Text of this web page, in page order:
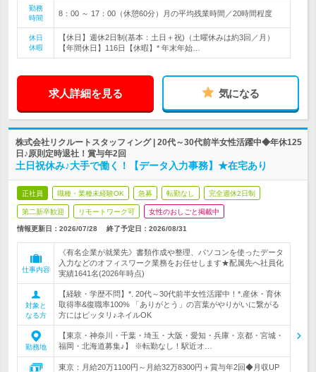
勤務
時間
8：00 ～ 17：00（休憩60分）月の平均残業時間／20時間程度
休日
休暇
【休日】週休2日制(基本：土日＋祝)（土曜休みは約3回／月）
【年間休日】116日【休暇】* 年末年始…
求人詳細を見る 気になる
株式会社リクルートスタッフィング | 20代～30代前半女性活躍中◆年休125
日♪原則定時退社！賞与年2回
土日祝休み♪大手で働く！【データ入力事務】★在宅あり
正社員 職種・業種未経験OK 急募 転勤なし 完全週休2日制
第二新卒歓迎 リモートワーク可 女性のおしごと掲載中
情報更新日：2026/07/28 終了予定日： 2026/08/31
仕事内容
《有名企業が就業先》書類作成や整理、パソコンを使ったデータ
入力などのオフィスワーク業務をお任せします★配属先へ社員化
実績1641名(2026年時点)
対象と
なる方
【経験・学歴不問】*. 20代～30代前半女性活躍中！*.産休・育休
取得率&復職率100% 「ありがとう」の言葉がやりがいに繋がる
方にはピッタリ♪ネイルOK
勤務地
【東京・神奈川・千葉・埼玉・大阪・愛知・兵庫・京都・宮城・
福岡・北海道募集♪】 ※転勤なし！駅近オ…
東京：月給20万1100円～月給32万8300円＋賞与年2回◆月収UP